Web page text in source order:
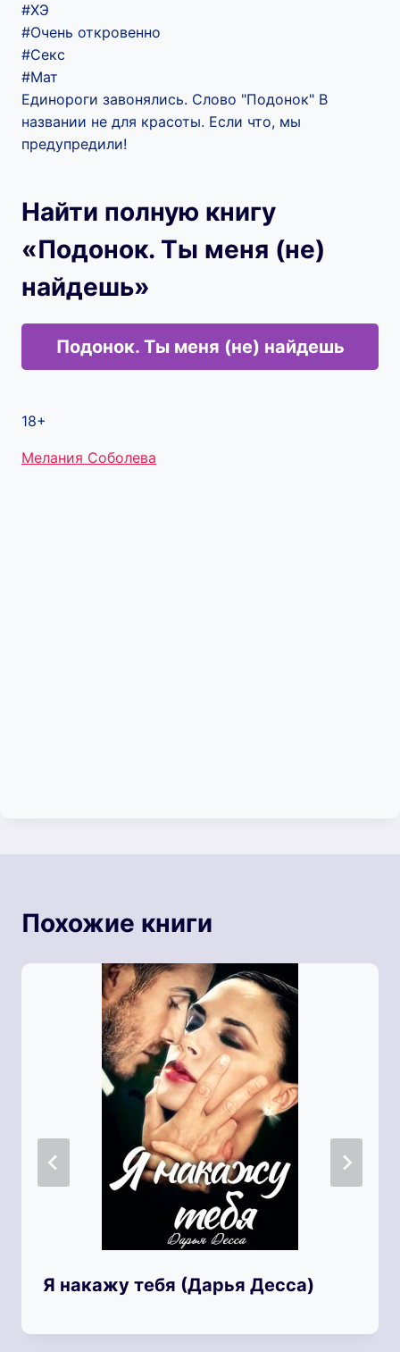
#ХЭ
#Очень откровенно
#Секс
#Мат
Единороги завонялись. Слово "Подонок" В
названии не для красоты. Если что, мы
предупредили!
Найти полную книгу
«Подонок. Ты меня (не)
найдешь»
Подонок. Ты меня (не) найдешь
18+
Метки
Мелания Соболева
Похожие книги
Я накажу тебя (Дарья Десса)